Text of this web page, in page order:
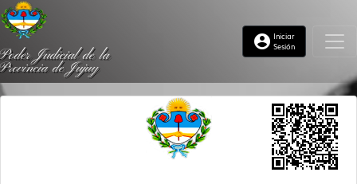
Poder Judicial de la
Provincia de Jujuy
account_circle Iniciar
Sesión